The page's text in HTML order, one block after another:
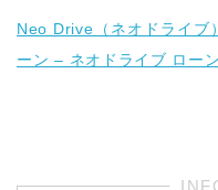
Neo Drive（ネオドライブ
ーン – ネオドライブ ロー